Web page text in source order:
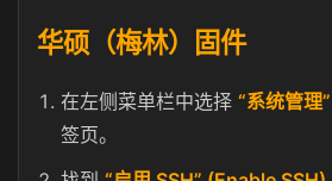
华硕（梅林）固件
在左侧菜单栏中选择 “系统管理”
签页。